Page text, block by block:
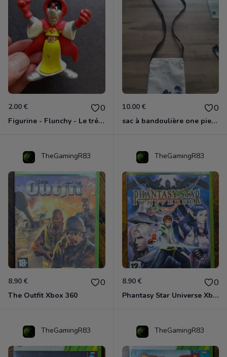
2.00 € 0
Figurine - Flunchy - Le trésor des templiers
10.00 € 0
sac à bandoulière one piece neuf
TheGamingR83
8.90 € 0
The Outfit Xbox 360
TheGamingR83
8.90 € 0
Phantasy Star Universe Xbox 360
TheGamingR83 TheGamingR83